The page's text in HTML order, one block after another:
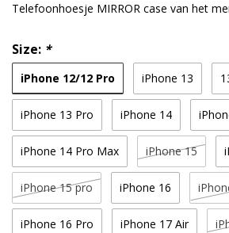
Telefoonhoesje MIRROR case van het
Size: *
iPhone 12/12 Pro iPhone 13
iPhone 13 Pro iPhone 14
iPhone 14 Pro Max iPhone 15
iPhone 15 pro iPhone 16
iPhone 16 Pro iPhone 17 Air